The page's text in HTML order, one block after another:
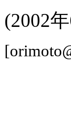
(2002